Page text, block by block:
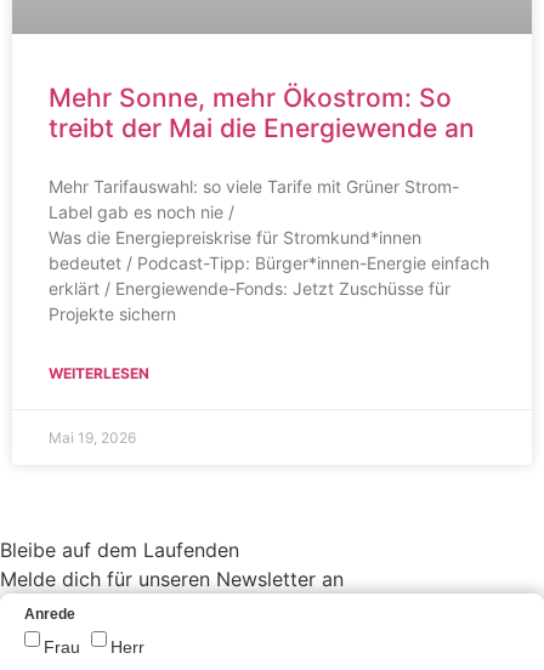
Mehr Sonne, mehr Ökostrom: So
treibt der Mai die Energiewende an
Mehr Tarifauswahl: so viele Tarife mit Grüner Strom-
Label gab es noch nie /
Was die Energiepreiskrise für Stromkund*innen
bedeutet / Podcast-Tipp: Bürger*innen-Energie einfach
erklärt / Energiewende-Fonds: Jetzt Zuschüsse für
Projekte sichern
WEITERLESEN
Mai 19, 2026
Bleibe auf dem Laufenden
Melde dich für unseren Newsletter an
Anrede
Frau
Herr